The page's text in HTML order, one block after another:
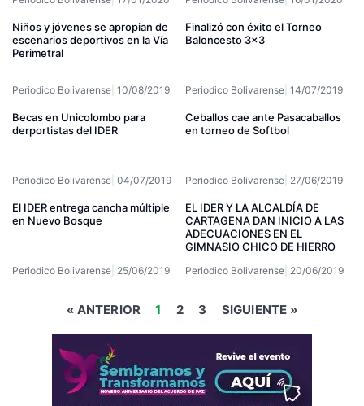
Niños y jóvenes se apropian de
escenarios deportivos en la Vía
Perimetral
Periodico Bolivarense 10/08/2019
Finalizó con éxito el Torneo
Baloncesto 3×3
Periodico Bolivarense 14/07/2019
Becas en Unicolombo para
derportistas del IDER
Periodico Bolivarense 04/07/2019
Ceballos cae ante Pasacaballos
en torneo de Softbol
Periodico Bolivarense 27/06/2019
El IDER entrega cancha múltiple
en Nuevo Bosque
Periodico Bolivarense 25/06/2019
EL IDER Y LA ALCALDÍA DE
CARTAGENA DAN INICIO A LAS
ADECUACIONES EN EL
GIMNASIO CHICO DE HIERRO
Periodico Bolivarense 20/06/2019
« ANTERIOR 1 2 3 SIGUIENTE »